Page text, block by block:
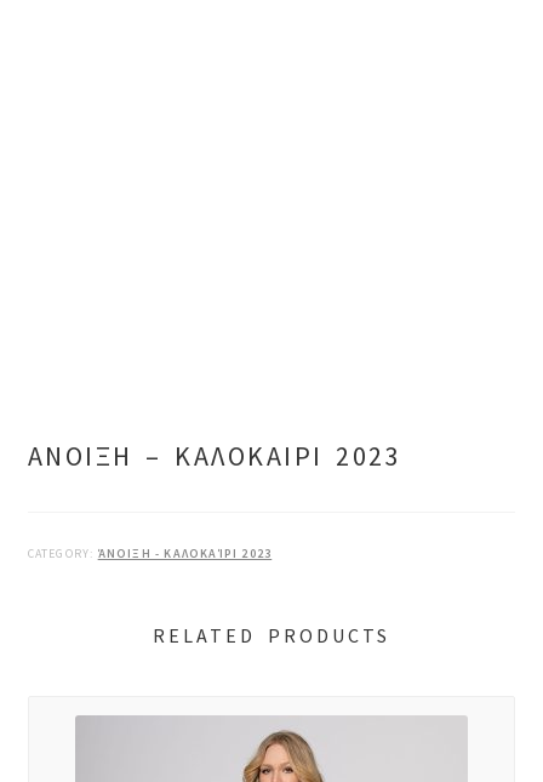
ΑΝΟΙΞΗ – ΚΑΛΟΚΑΙΡΙ 2023
CATEGORY: ΆΝΟΙΞΗ - ΚΑΛΟΚΑΊΡΙ 2023
RELATED PRODUCTS